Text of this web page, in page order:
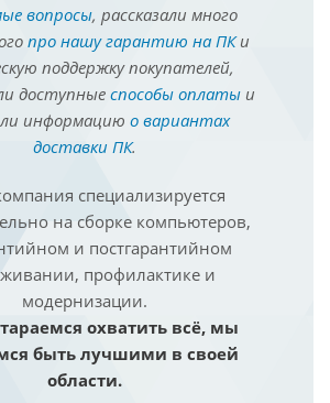
вопросы, рассказали много
про нашу гарантию на ПКи
поддержку покупателей,
доступныеспособы оплатыи
информацию о вариантах
доставки ПК.
специализируется
на сборке компьютеров,
и постгарантийном
профилактике и
модернизации.
охватить всё, мы
быть лучшими в своей
области.